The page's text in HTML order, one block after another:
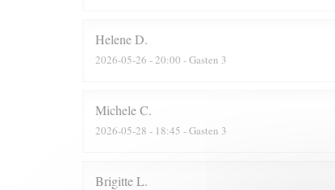
HeleneD
2026-05-26 - 20:00 - Gasten 3
MicheleC
2026-05-28 - 18:45 - Gasten 3
BrigitteL